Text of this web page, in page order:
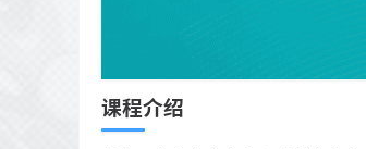
课程介绍